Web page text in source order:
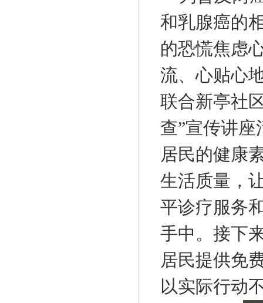
和乳腺癌的
的恐慌焦虑
流、心贴心
联合新亭社
查”宣传讲
居民的健康
生活质量，
平诊疗服务
手中。接下
居民提供免
以实际行动